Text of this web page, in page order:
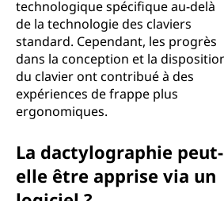
technologique spécifique au-delà
de la technologie des claviers
standard. Cependant, les progrès
dans la conception et la
du clavier ont contribué à des
expériences de frappe plus
ergonomiques.
La dactylographie peut-
elle être apprise via un